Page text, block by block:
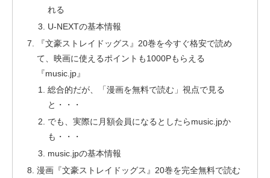
れる
U-NEXTの基本情報
『文豪ストレイドッグス』20巻を今すぐ格安で読め
て、映画に使えるポイントも1000Pもらえる
『music.jp』
総合的だが、「漫画を無料で読む」視点で見る
と・・・
でも、実際に月額会員になるとしたらmusic.jpか
も・・・
music.jpの基本情報
漫画『文豪ストレイドッグス』20巻を完全無料で読む